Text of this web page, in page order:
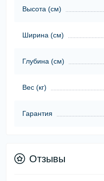
Высота (cм)
Ширина (cм)
Глубина (cм)
Вес (кг)
Гарантия
Отзывы